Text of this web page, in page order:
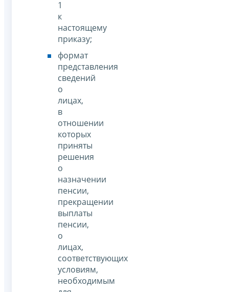
1
к
настоящему
приказу;
формат
представления
сведений
о
лицах,
в
отношении
которых
приняты
решения
о
назначении
пенсии,
прекращении
выплаты
пенсии,
о
лицах,
соответствующих
условиям,
необходимым